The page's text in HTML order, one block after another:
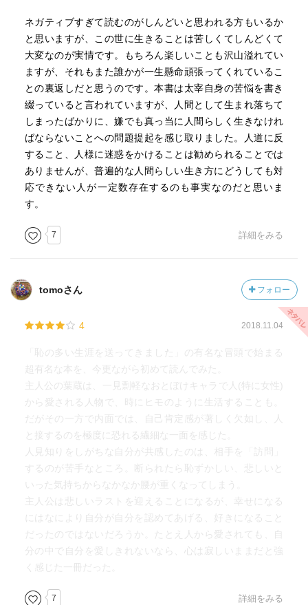
て。あまり入り込めなかった。その感覚こそ太宰が狙った
ものかもしれない。大袈裟な悲劇は喜劇、というか。
心中未遂後に入院した病院の窓から、かもめが「女」の字
を書いて飛んでいる描写が、個人的に好きです。
ネガティブすぎて読むのがしんどいと思われる方もいるか
と思いますが、この世に生きることは苦しくてしんどくて
大変なのが実情です。もちろん楽しいことも沢山溢れてい
ますが、それもまた誰かが一生懸命頑張ってくれているこ
との裏返しだと思うのです。本書は太宰自身の苦悩を書き
綴っていると言われていますが、人間として生まれ落ちて
しまったばかりに、嫌でも真っ当に人間らしく生きなけれ
ばならないことへの問題提起を感じ取りました。人道に反
すること、人様に迷惑をかけることは勧められることでは
ありませんが、普遍的な人間らしい生き方にどうしても対
応できない人が一定数存在するのも事実なのだと思いま
す。
7 詳細をみる
tomoさん フォロー
4 2018.11.04
「恥の多い生涯を送ってきました」の有名な冒頭で始まる
超有名な本を、今更ながら初めて読んでみた。
主人公の葉蔵は、一見剽軽なおとぼけキャラで人(特に女性)
から愛される人物で、時にヒモのように生活することも。
だがその一方で内面では、自己肯定感が著しく欠如し、人
と接するのを極度に恐れる繊細な一面を感じた。
人見知りをしがちな自分が共感したのは、相手を「訪問」
するのが苦手なところ。断られたら恥ずかしい、悲しいと
いった気持ちからなかなか腰が重くなってしまう。
主人公は悲しいラストを迎えることになるが、幸せになる
にはなにより自分が自分を認めてあげる、好きになること
だったのではないだろうか。たとえ人から愛されても、自
分の中で自分を愛しきれないなら、心は寂しいままだと強
く感じた一冊だった。
7 詳細をみる